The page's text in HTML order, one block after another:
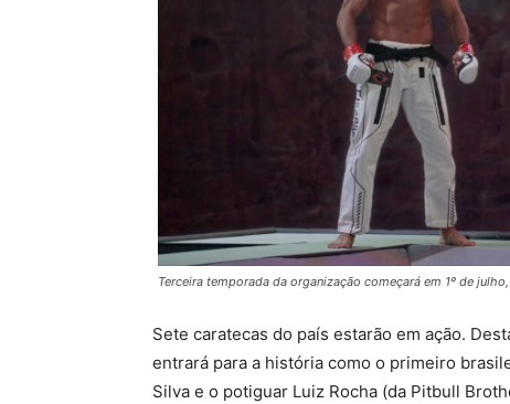
Terceira temporada da organização começará em 1º de
Sete caratecas do país estarão em ação.
entrará para a história como o primeiro
Silva e o potiguar Luiz Rocha (da Pitbull